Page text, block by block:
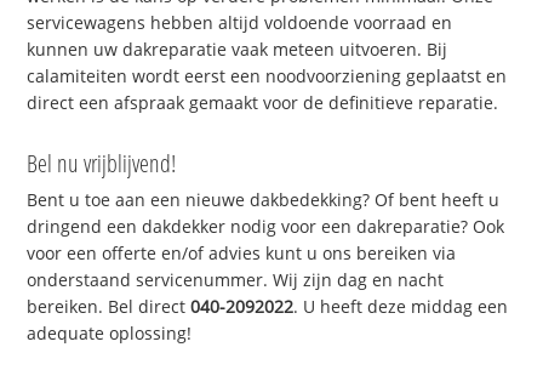
servicewagens hebben altijd voldoende voorraad en
kunnen uw dakreparatie vaak meteen uitvoeren. Bij
calamiteiten wordt eerst een noodvoorziening geplaatst en
direct een afspraak gemaakt voor de definitieve reparatie.
Bel nu vrijblijvend!
Bent u toe aan een nieuwe dakbedekking? Of bent heeft u
dringend een dakdekker nodig voor een dakreparatie? Ook
voor een offerte en/of advies kunt u ons bereiken via
onderstaand servicenummer. Wij zijn dag en nacht
bereiken. Bel direct040-2092022. U heeft deze middag een
adequate oplossing!